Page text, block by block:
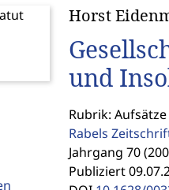
Horst
und
Rubrik: Aufsätze
Rabels
Jahrgang 70
Publiziert